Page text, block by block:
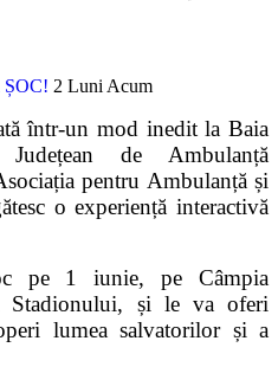
ȘOC! 2 Luni Acum
într-un mod inedit la Baia
de Ambulanță
pentru Ambulanță și
o experiență interactivă
pe 1 iunie, pe Câmpia
Stadionului, și le va oferi
lumea salvatorilor și a